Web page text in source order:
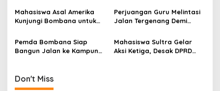
s
Jalan Nasional
Mahasiswa Asal Amerika
Kunjungi Bombana untuk
Moronene
Perjuangan Guru Melintasi
Jalan Tergenang Demi
Hukaea Laea
Pemda Bombana Siap
Bangun Jalan ke Kampung
Mahasiswa Sultra Gelar
Aksi Ketiga, Desak DPRD
Don't Miss